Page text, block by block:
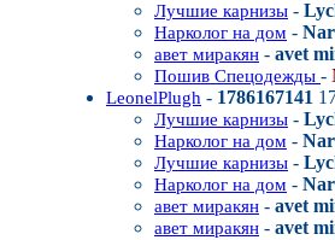
Лучшие карнизы -
Нарколог на дом -
авет миракян - avet
Пошив Спецодежды -
LeonelPlugh - 1786167141
Лучшие карнизы -
Нарколог на дом -
Лучшие карнизы -
Нарколог на дом -
авет миракян - avet
авет миракян - avet